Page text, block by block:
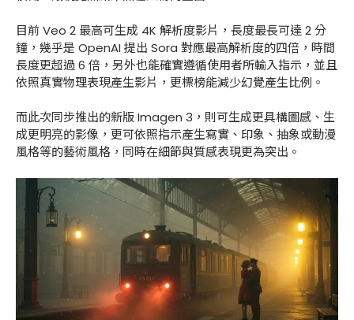
目前 Veo 2 最高可生成 4K 解析度影片，長度最長可達 2 分
鐘，幾乎是 OpenAI 提出 Sora 對應最高解析度的四倍，時間
長度更超過 6 倍，另外也能確實遵循使用者所輸入指示，並且
依照真實物理表現產生影片，更標榜能減少幻覺產生比例。
而此次同步推出的新版 Imagen 3，則可生成更具構圖感、生
成更明亮的影像，更可依照指示產生寫實、印象、抽象或動漫
風格等的藝術風格，同時在細節與質感表現更為突出。